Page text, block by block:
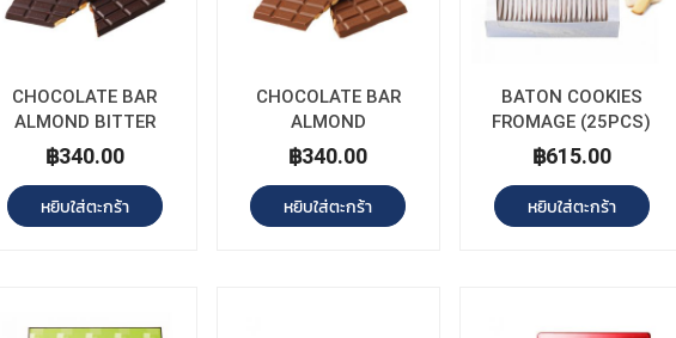
CHOCOLATE BAR
ALMOND BITTER
฿340.00
หยิบใส่ตะกร้า
CHOCOLATE BAR
ALMOND
฿340.00
หยิบใส่ตะกร้า
BATON COOKIES
FROMAGE (25PCS)
฿615.00
หยิบใส่ตะกร้า